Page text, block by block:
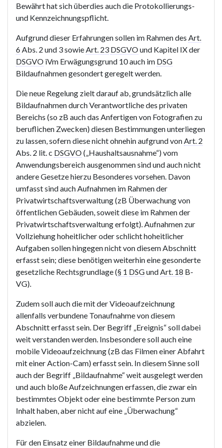
Bewährt hat sich überdies auch die Protokollierungs-
und Kennzeichnungspflicht.
Aufgrund dieser Erfahrungen sollen im Rahmen des Art.
6Abs. 2 und 3 sowieArt. 23 DSGVOund Kapitel IX der
DSGVO iVm Erwägungsgrund 10 auch im DSG
Bildaufnahmen gesondert geregelt werden.
Die neue Regelung zielt darauf ab, grundsätzlich alle
Bildaufnahmen durch Verantwortliche des privaten
Bereichs (so zB auch das Anfertigen von Fotografien zu
beruflichen Zwecken) diesen Bestimmungen unterliegen
zu lassen, sofern diese nicht ohnehin aufgrund vonArt. 2
Abs. 2 lit. c DSGVO(„Haushaltsausnahme“) vom
Anwendungsbereich ausgenommen sind und auch nicht
andere Gesetze hierzu Besonderes vorsehen. Davon
umfasst sind auch Aufnahmen im Rahmen der
Privatwirtschaftsverwaltung (zB Überwachung von
öffentlichen Gebäuden, soweit diese im Rahmen der
Privatwirtschaftsverwaltung erfolgt). Aufnahmen zur
Vollziehung hoheitlicher oder schlicht hoheitlicher
Aufgaben sollen hingegen nicht von diesem Abschnitt
erfasst sein; diese benötigen weiterhin eine gesonderte
gesetzliche Rechtsgrundlage (§ 1 DSGundArt. 18 B-
VG).
Zudem soll auch die mit der Videoaufzeichnung
allenfalls verbundene Tonaufnahme von diesem
Abschnitt erfasst sein. Der Begriff „Ereignis“ soll dabei
weit verstanden werden. Insbesondere soll auch eine
mobile Videoaufzeichnung (zB das Filmen einer Abfahrt
mit einer Action-Cam) erfasst sein. In diesem Sinne soll
auch der Begriff „Bildaufnahme“ weit ausgelegt werden
und auch bloße Aufzeichnungen erfassen, die zwar ein
bestimmtes Objekt oder eine bestimmte Person zum
Inhalt haben, aber nicht auf eine „Überwachung“
abzielen.
Für den Einsatz einer Bildaufnahme und die